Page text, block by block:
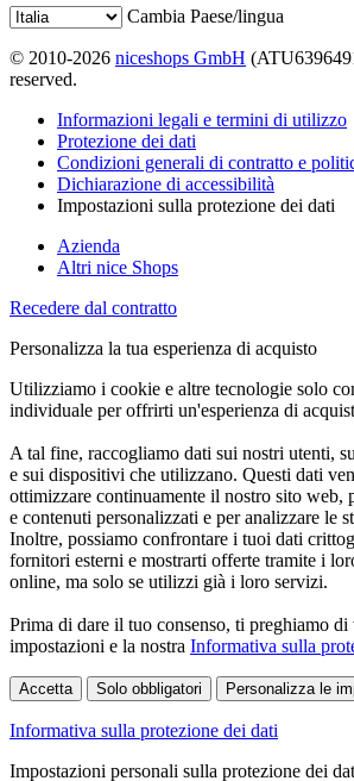
Cambia Paese/lingua
© 2010-2026 niceshops GmbH
reserved.
Informazioni legali e termini di utilizzo
Protezione dei dati
Condizioni generali di contratto e
Dichiarazione di accessibilità
Impostazioni sulla protezione dei dati
Azienda
Altri nice Shops
Recedere dal contratto
Personalizza la tua esperienza di acquisto
Utilizziamo i cookie e altre tecnologie solo
individuale per offrirti un'esperienza di
A tal fine, raccogliamo dati sui nostri utenti,
e sui dispositivi che utilizzano. Questi dati
ottimizzare continuamente il nostro sito web,
e contenuti personalizzati e per analizzare le
Inoltre, possiamo confrontare i tuoi dati
fornitori esterni e mostrarti offerte tramite i
online, ma solo se utilizzi già i loro servizi.
Prima di dare il tuo consenso, ti preghiamo
impostazioni e la nostra Informativa sulla
Accetta Solo obbligatori Personalizza le
Informativa sulla protezione dei dati
Impostazioni personali sulla protezione dei